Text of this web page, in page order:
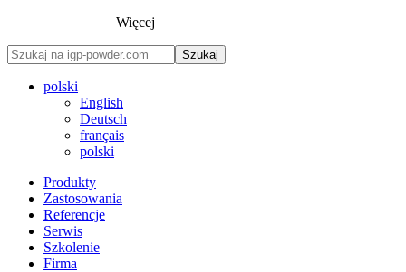
Więcej
Szukaj
polski
English
Deutsch
français
polski
Produkty
Zastosowania
Referencje
Serwis
Szkolenie
Firma